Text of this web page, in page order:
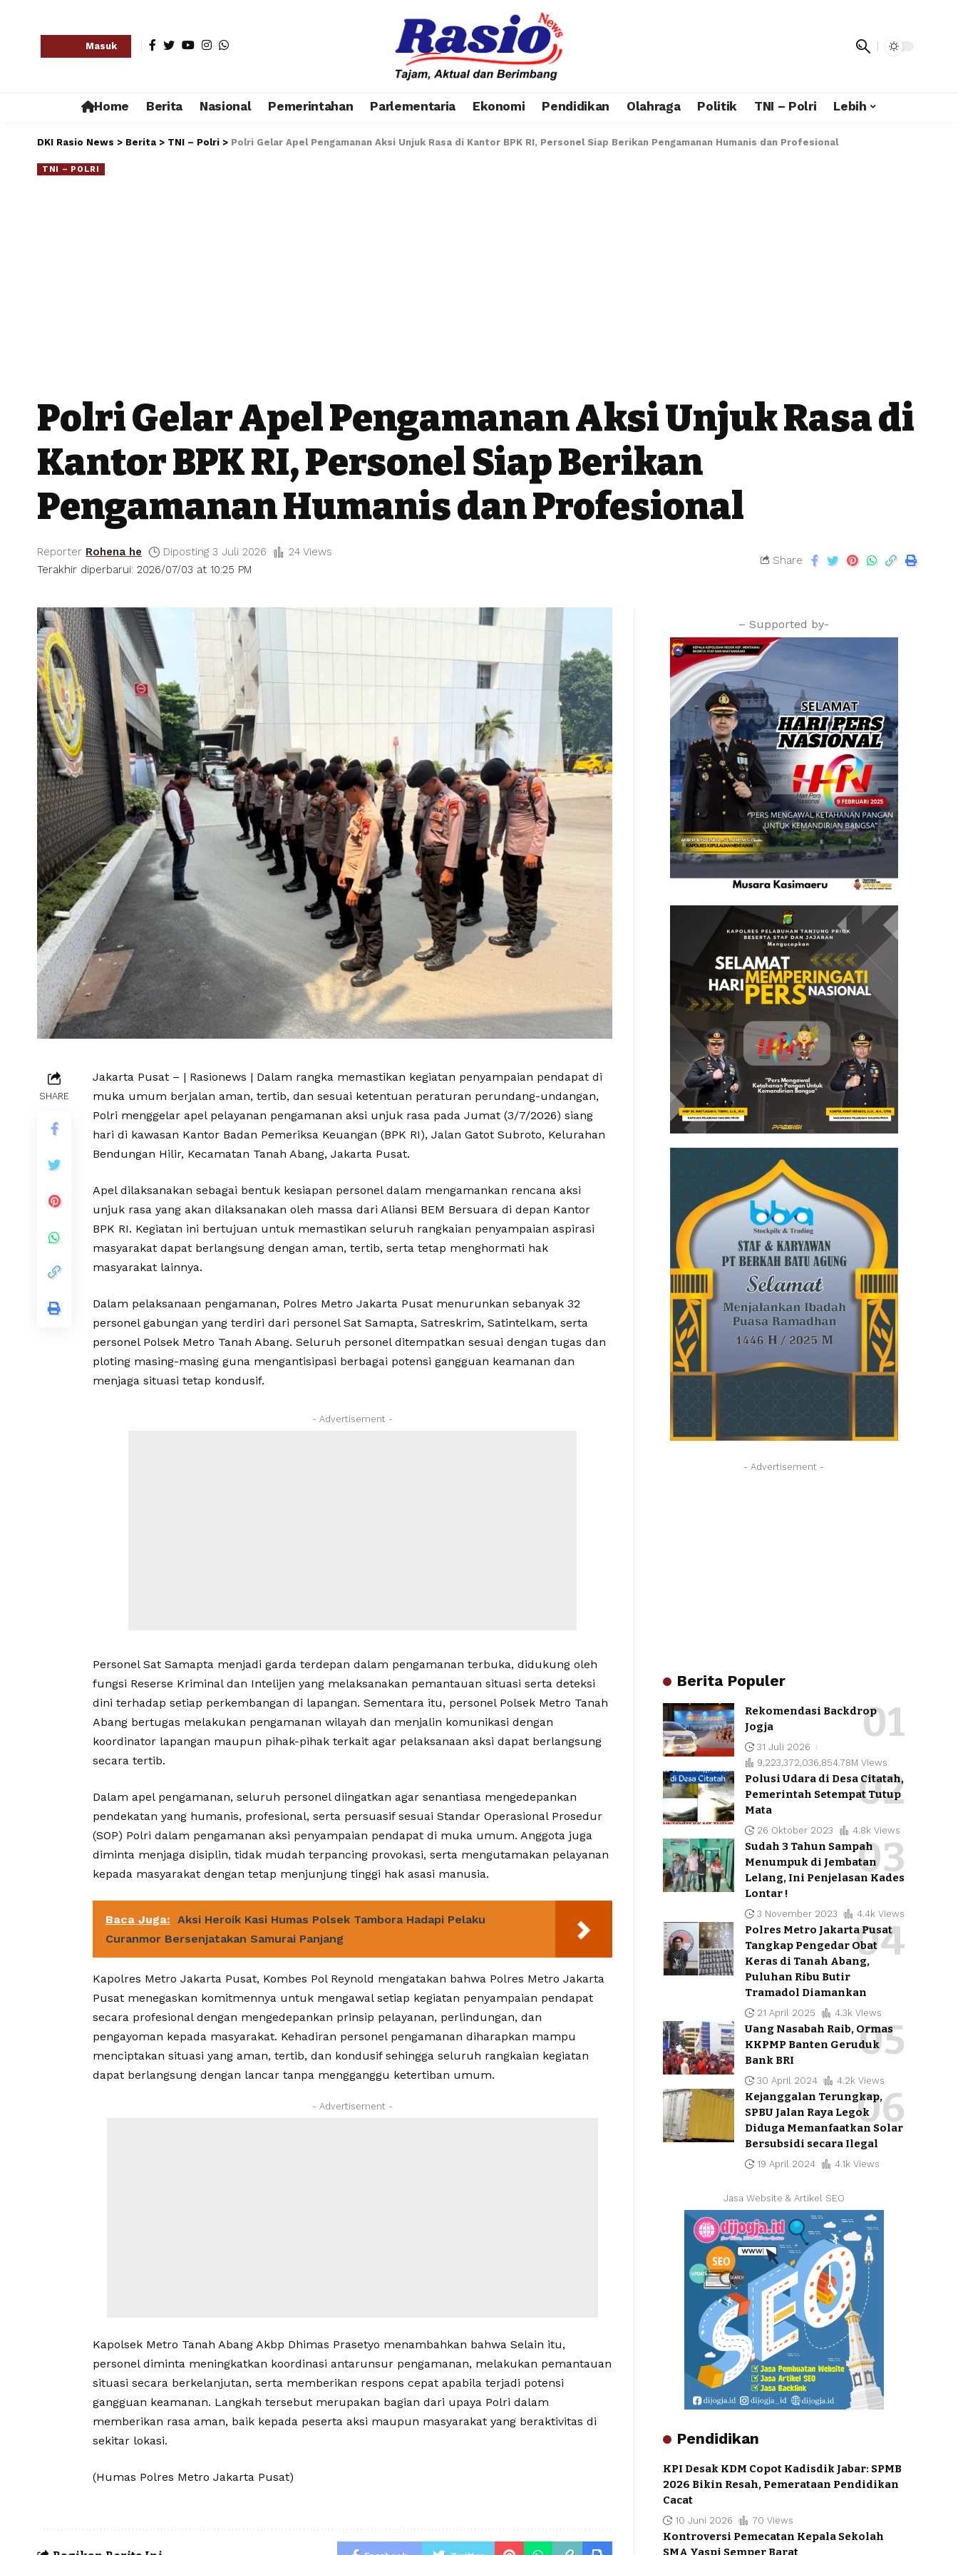
Masuk
Home Berita Nasional Pemerintahan Parlementaria Ekonomi Pendidikan Olahraga Politik TNI – Polri Lebih
DKI Rasio News > Berita > TNI – Polri > Polri Gelar Apel Pengamanan Aksi Unjuk Rasa di Kantor BPK RI, Personel Siap Berikan Pengamanan Humanis dan Profesional
TNI – POLRI
Polri Gelar Apel Pengamanan Aksi Unjuk Rasa di
Kantor BPK RI, Personel Siap Berikan
Pengamanan Humanis dan Profesional
Terakhir diperbarui: 2026/07/03 at 10:25 PM
Reporter Rohena he Diposting 3 Juli 2026 24 Views
Share
SHARE
Jakarta Pusat – | Rasionews | Dalam rangka memastikan kegiatan penyampaian pendapat di
muka umum berjalan aman, tertib, dan sesuai ketentuan peraturan perundang-undangan,
Polri menggelar apel pelayanan pengamanan aksi unjuk rasa pada Jumat (3/7/2026) siang
hari di kawasan Kantor Badan Pemeriksa Keuangan (BPK RI), Jalan Gatot Subroto, Kelurahan
Bendungan Hilir, Kecamatan Tanah Abang, Jakarta Pusat.
Apel dilaksanakan sebagai bentuk kesiapan personel dalam mengamankan rencana aksi
unjuk rasa yang akan dilaksanakan oleh massa dari Aliansi BEM Bersuara di depan Kantor
BPK RI. Kegiatan ini bertujuan untuk memastikan seluruh rangkaian penyampaian aspirasi
masyarakat dapat berlangsung dengan aman, tertib, serta tetap menghormati hak
masyarakat lainnya.
Dalam pelaksanaan pengamanan, Polres Metro Jakarta Pusat menurunkan sebanyak 32
personel gabungan yang terdiri dari personel Sat Samapta, Satreskrim, Satintelkam, serta
personel Polsek Metro Tanah Abang. Seluruh personel ditempatkan sesuai dengan tugas dan
ploting masing-masing guna mengantisipasi berbagai potensi gangguan keamanan dan
menjaga situasi tetap kondusif.
- Advertisement -
Personel Sat Samapta menjadi garda terdepan dalam pengamanan terbuka, didukung oleh
fungsi Reserse Kriminal dan Intelijen yang melaksanakan pemantauan situasi serta deteksi
dini terhadap setiap perkembangan di lapangan. Sementara itu, personel Polsek Metro Tanah
Abang bertugas melakukan pengamanan wilayah dan menjalin komunikasi dengan
koordinator lapangan maupun pihak-pihak terkait agar pelaksanaan aksi dapat berlangsung
secara tertib.
Dalam apel pengamanan, seluruh personel diingatkan agar senantiasa mengedepankan
pendekatan yang humanis, profesional, serta persuasif sesuai Standar Operasional Prosedur
(SOP) Polri dalam pengamanan aksi penyampaian pendapat di muka umum. Anggota juga
diminta menjaga disiplin, tidak mudah terpancing provokasi, serta mengutamakan pelayanan
kepada masyarakat dengan tetap menjunjung tinggi hak asasi manusia.
Baca Juga: Aksi Heroik Kasi Humas Polsek Tambora Hadapi Pelaku
Curanmor Bersenjatakan Samurai Panjang
Kapolres Metro Jakarta Pusat, Kombes Pol Reynold mengatakan bahwa Polres Metro Jakarta
Pusat menegaskan komitmennya untuk mengawal setiap kegiatan penyampaian pendapat
secara profesional dengan mengedepankan prinsip pelayanan, perlindungan, dan
pengayoman kepada masyarakat. Kehadiran personel pengamanan diharapkan mampu
menciptakan situasi yang aman, tertib, dan kondusif sehingga seluruh rangkaian kegiatan
dapat berlangsung dengan lancar tanpa mengganggu ketertiban umum.
- Advertisement -
Kapolsek Metro Tanah Abang Akbp Dhimas Prasetyo menambahkan bahwa Selain itu,
personel diminta meningkatkan koordinasi antarunsur pengamanan, melakukan pemantauan
situasi secara berkelanjutan, serta memberikan respons cepat apabila terjadi potensi
gangguan keamanan. Langkah tersebut merupakan bagian dari upaya Polri dalam
memberikan rasa aman, baik kepada peserta aksi maupun masyarakat yang beraktivitas di
sekitar lokasi.
(Humas Polres Metro Jakarta Pusat)
– Supported by-
- Advertisement -
Berita Populer
Rekomendasi Backdrop
Jogja
31 Juli 2026
9,223,372,036,854.78M Views
Polusi Udara di Desa Citatah,
Pemerintah Setempat Tutup
Mata
26 Oktober 2023 4.8k Views
Sudah 3 Tahun Sampah
Menumpuk di Jembatan
Lelang, Ini Penjelasan Kades
Lontar !
3 November 2023 4.4k Views
Polres Metro Jakarta Pusat
Tangkap Pengedar Obat
Keras di Tanah Abang,
Puluhan Ribu Butir
Tramadol Diamankan
21 April 2025 4.3k Views
Uang Nasabah Raib, Ormas
KKPMP Banten Geruduk
Bank BRI
30 April 2024 4.2k Views
Kejanggalan Terungkap,
SPBU Jalan Raya Legok
Diduga Memanfaatkan Solar
Bersubsidi secara Ilegal
19 April 2024 4.1k Views
Jasa Website & Artikel SEO
Pendidikan
KPI Desak KDM Copot Kadisdik Jabar: SPMB
2026 Bikin Resah, Pemerataan Pendidikan
Cacat
10 Juni 2026 70 Views
Kontroversi Pemecatan Kepala Sekolah
SMA Yaspi Semper Barat